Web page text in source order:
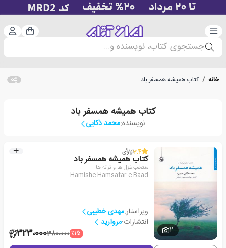
دسته‌بندی سبد
جستجوی کتاب، نویسنده و...
خانه / کتاب همیشه همسفر باد
کتاب همیشه همسفر باد
نویسنده:محمد ذکایی
2
3.4از1رأی
کتاب همیشه همسفر باد
منتخب غزل ها و ترانه ها
Hamishe Hamsafar-e Baad
ویراستار:مهدی خطیبی
انتشارات:مروارید
٪15380،000323،000